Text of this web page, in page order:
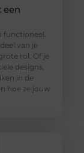
een
functioneel.
van je
rol. Of je
designs,
in de
hoe ze jouw